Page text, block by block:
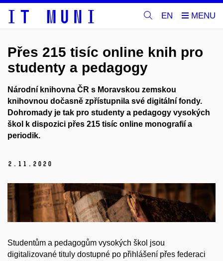
EN
Přes 215 tisíc online knih pro
studenty a pedagogy
Národní knihovna ČR s Moravskou zemskou
knihovnou dočasně zpřístupnila své digitální fondy.
Dohromady je tak pro studenty a pedagogy vysokých
škol k dispozici přes 215 tisíc online monografií a
periodik.
2. 11. 2020
Studentům a pedagogům vysokých škol jsou
digitalizované tituly dostupné po přihlášení přes federaci